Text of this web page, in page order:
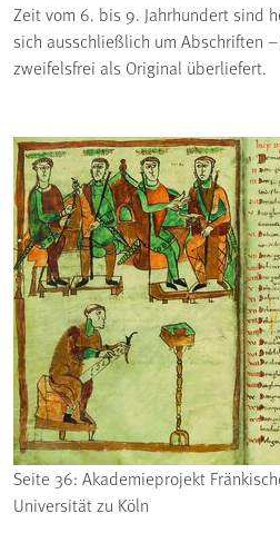
Zeit vom 6. bis 9. Jahrhundert sind
sich ausschließlich um Abschriften
zweifelsfrei als Original überliefert.
Seite 36: Akademieprojekt
Universität zu Köln